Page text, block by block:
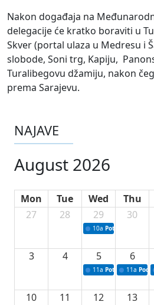
Nakon događaja na
delegacije će kratko boraviti u
Skver (portal ulaza u Medresu i
slobode, Soni trg, Kapiju,
Turalibegovu džamiju, nakon
prema Sarajevu.
NAJAVE
August 2026
Mon Tue Wed Thu
27
28 29
10a Potpisivanje
30
3 4 5
11a Potpisivanje
6
11a
10 11 12 13